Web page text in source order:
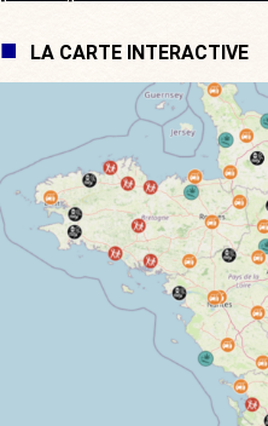
LA CARTE INTERACTIVE